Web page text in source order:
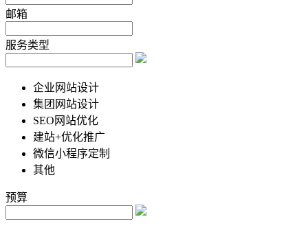
邮箱
服务类型
企业网站设计
集团网站设计
SEO网站优化
建站+优化推广
微信小程序定制
其他
预算